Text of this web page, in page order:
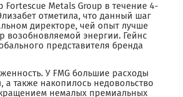
Fortescue Metals Group в течение 4-
отметила, что данный шаг
директоре, чей опыт лучше
возобновляемой энергии. Гейнс
представителя бренда
У FMG большие расходы
также накопилось недовольство
немалых премиальных